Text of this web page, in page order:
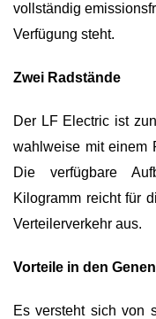
vollständig
Verfügung steht.
Zwei Radstände
Der LF Electric ist
wahlweise mit einem
Die verfügbare
Kilogramm reicht für
Verteilerverkehr aus.
Vorteile in den Genen
Es versteht sich von